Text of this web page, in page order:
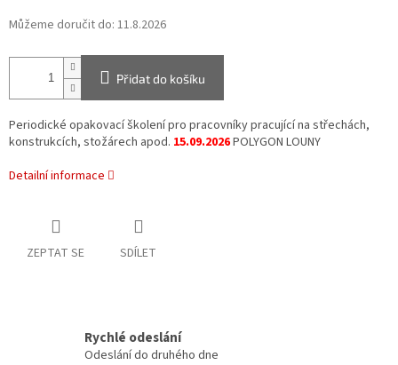
Můžeme doručit do: 11.8.2026
Přidat do košíku
Periodické opakovací školení pro pracovníky pracující na střechách,
konstrukcích, stožárech apod. 15.09.2026POLYGON LOUNY
Detailní informace
ZEPTAT SE SDÍLET
Rychlé odeslání
Odeslání do druhého dne